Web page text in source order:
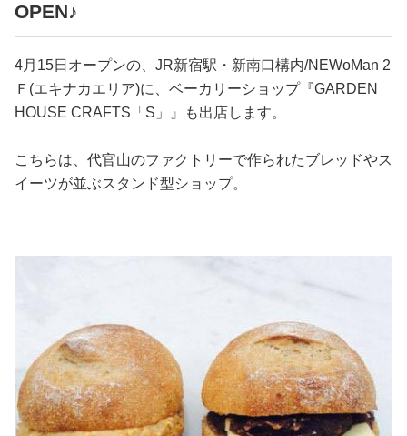
OPEN♪
4月15日オープンの、JR新宿駅・新南口構内/NEWoMan 2
Ｆ(エキナカエリア)に、ベーカリーショップ『GARDEN
HOUSE CRAFTS「S」』も出店します。
こちらは、代官山のファクトリーで作られたブレッドやス
イーツが並ぶスタンド型ショップ。